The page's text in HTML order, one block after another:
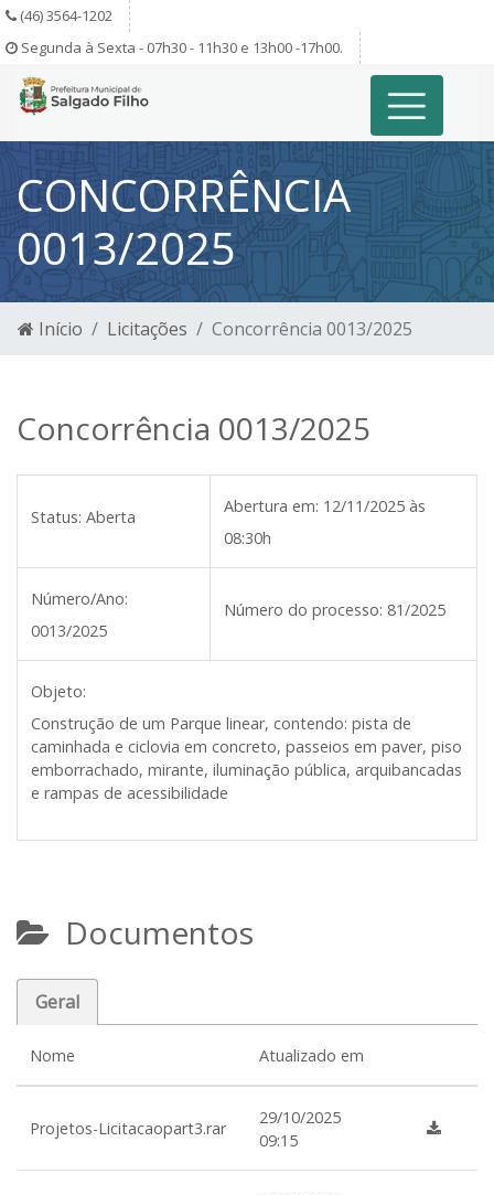
(46) 3564-1202
Segunda à Sexta - 07h30 - 11h30 e 13h00 -17h00.
CONCORRÊNCIA
0013/2025
Início Licitações Concorrência 0013/2025
Concorrência 0013/2025
Status: Aberta
Abertura em: 12/11/2025 às
08:30h
Número/Ano:
0013/2025
Número do processo: 81/2025
Objeto:
Construção de um Parque linear, contendo: pista de
caminhada e ciclovia em concreto, passeios em paver, piso
emborrachado, mirante, iluminação pública, arquibancadas
e rampas de acessibilidade
Documentos
Geral
Nome Atualizado em
Projetos-Licitacaopart3.rar
29/10/2025
09:15